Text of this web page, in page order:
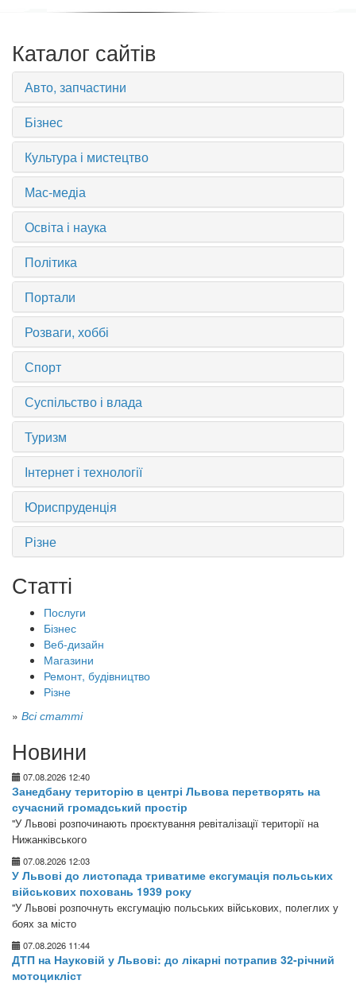
Каталог сайтів
Авто, запчастини
Бізнес
Культура і мистецтво
Мас-медіа
Освіта і наука
Політика
Портали
Розваги, хоббі
Спорт
Суспільство і влада
Туризм
Інтернет і технології
Юриспруденція
Різне
Статті
Послуги
Бізнес
Веб-дизайн
Магазини
Ремонт, будівництво
Різне
» Всі статті
Новини
07.08.2026 12:40
Занедбану територію в центрі Львова перетворять на
сучасний громадський простір
"У Львові розпочинають проєктування ревіталізації території на
Нижанківського
07.08.2026 12:03
У Львові до листопада триватиме ексгумація польських
військових поховань 1939 року
"У Львові розпочнуть ексгумацію польських військових, полеглих у
боях за місто
07.08.2026 11:44
ДТП на Науковій у Львові: до лікарні потрапив 32-річний
мотоцикліст